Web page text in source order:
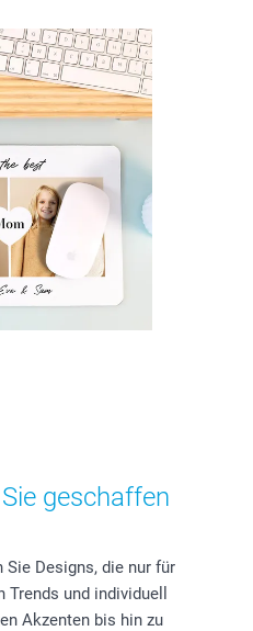
geschaffen
Designs, die nur für
und individuell
Akzenten bis hin zu